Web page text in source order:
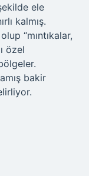
ele
kalmış.
“mıntıkalar,
özel
bakir